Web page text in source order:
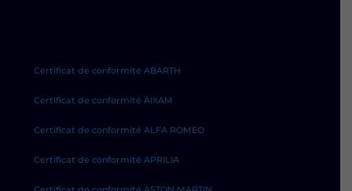
Certificat de conformité ABARTH
Certificat de conformité AIXAM
Certificat de conformité ALFA ROMEO
Certificat de conformité APRILIA